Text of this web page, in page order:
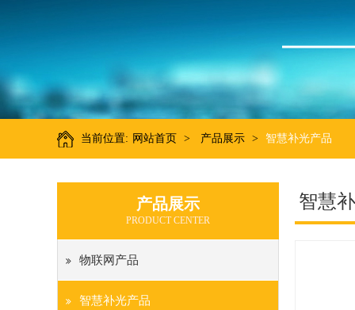
当前位置: 网站首页 > 产品展示 > 智慧补光产品
产品展示
PRODUCT CENTER
物联网产品
智慧补光产品
智慧